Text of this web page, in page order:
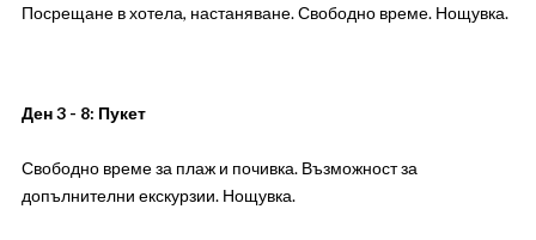
Посрещане в хотела, настаняване. Свободно време. Нощувка.
Ден 3 - 8: Пукет
Свободно време за плаж и почивка. Възможност за
допълнителни екскурзии. Нощувка.